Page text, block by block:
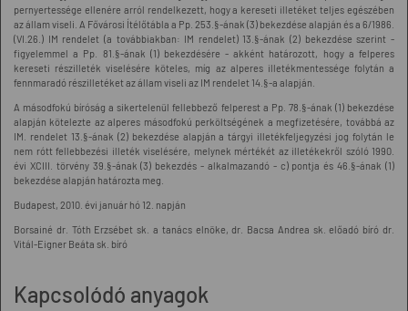
pernyertessége ellenére arról rendelkezett, hogy a kereseti illetéket teljes egészében
az állam viseli. A Fővárosi Ítélőtábla a Pp. 253.§-ának (3) bekezdése alapján és a 6/1986.
(VI.26.) IM rendelet (a továbbiakban: IM rendelet) 13.§-ának (2) bekezdése szerint -
figyelemmel a Pp. 81.§-ának (1) bekezdésére - akként határozott, hogy a felperes
kereseti részilleték viselésére köteles, míg az alperes illetékmentessége folytán a
fennmaradó részilletéket az állam viseli az IM rendelet 14.§-a alapján.
A másodfokú bíróság a sikertelenül fellebbező felperest a Pp. 78.§-ának (1) bekezdése
alapján kötelezte az alperes másodfokú perköltségének a megfizetésére, továbbá az
IM. rendelet 13.§-ának (2) bekezdése alapján a tárgyi illetékfeljegyzési jog folytán le
nem rótt fellebbezési illeték viselésére, melynek mértékét az illetékekről szóló 1990.
évi XCIII. törvény 39.§-ának (3) bekezdés - alkalmazandó - c) pontja és 46.§-ának (1)
bekezdése alapján határozta meg.
Budapest, 2010. évi január hó 12. napján
Borsainé dr. Tóth Erzsébet sk. a tanács elnöke, dr. Bacsa Andrea sk. előadó bíró dr.
Vitál-Eigner Beáta sk. bíró
Kapcsolódó anyagok